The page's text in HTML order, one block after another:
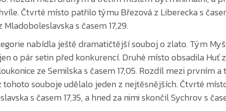
nabídla ještě dramatičtější souboj o zlato. Tým
o pár setin před konkurencí. Druhé místo obsadila Huť
ze Semilska s časem 17,05. Rozdíl mezi prvním
tohoto souboje udělalo jeden z nejtěsnějších. Čtvrté
s časem 17,35, a hned za nimi skončil Sychrov s
ukázal, že hasičský sport žije nejen výkonem,
diváci povzbuzovali úplně všechny závodníky, a nikoli